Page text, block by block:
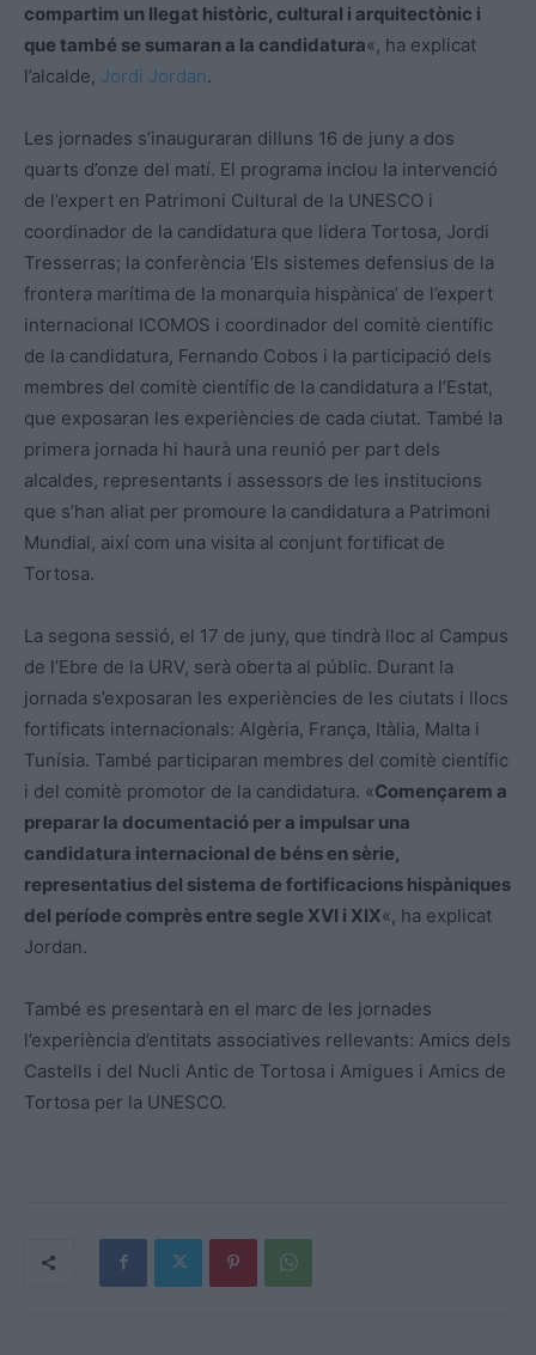
compartim un llegat històric, cultural i arquitectònic i
que també se sumaran a la candidatura«, ha explicat
l’alcalde, Jordi Jordan.
Les jornades s’inauguraran dilluns 16 de juny a dos
quarts d’onze del matí. El programa inclou la intervenció
de l’expert en Patrimoni Cultural de la UNESCO i
coordinador de la candidatura que lidera Tortosa, Jordi
Tresserras; la conferència ‘Els sistemes defensius de la
frontera marítima de la monarquia hispànica’ de l’expert
internacional ICOMOS i coordinador del comitè científic
de la candidatura, Fernando Cobos i la participació dels
membres del comitè científic de la candidatura a l’Estat,
que exposaran les experiències de cada ciutat. També la
primera jornada hi haurà una reunió per part dels
alcaldes, representants i assessors de les institucions
que s’han aliat per promoure la candidatura a Patrimoni
Mundial, així com una visita al conjunt fortificat de
Tortosa.
La segona sessió, el 17 de juny, que tindrà lloc al Campus
de l’Ebre de la URV, serà oberta al públic. Durant la
jornada s’exposaran les experiències de les ciutats i llocs
fortificats internacionals: Algèria, França, Itàlia, Malta i
Tunísia. També participaran membres del comitè científic
i del comitè promotor de la candidatura. «Començarem a
preparar la documentació per a impulsar una
candidatura internacional de béns en sèrie,
representatius del sistema de fortificacions hispàniques
del període comprès entre segle XVI i XIX«, ha explicat
Jordan.
També es presentarà en el marc de les jornades
l’experiència d’entitats associatives rellevants: Amics dels
Castells i del Nucli Antic de Tortosa i Amigues i Amics de
Tortosa per la UNESCO.